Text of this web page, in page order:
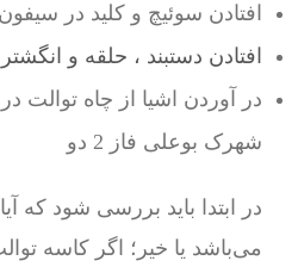
افتادن سوئیچ و کلید در
افتادن دستبند ، حلقه و
در آوردن اشیا از چاه توالت
شهرک بوعلی فاز 2 دو
در ابتدا باید بررسی شود که
می‌باشد یا خیر؛ اگر کاسه